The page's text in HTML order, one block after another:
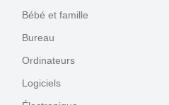
Bébé et famille
Bureau
Ordinateurs
Logiciels